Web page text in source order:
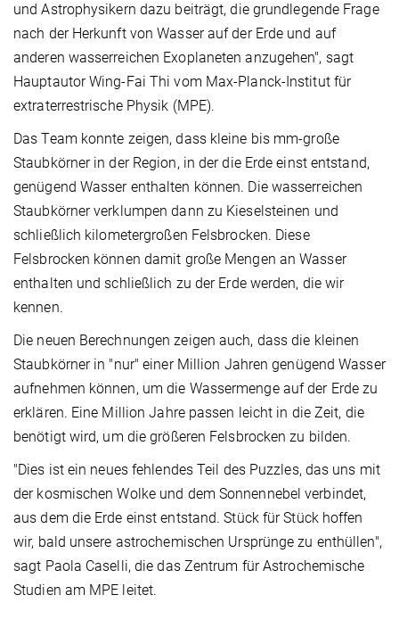
und Astrophysikern dazu beiträgt, die grundlegende Frage
nach der Herkunft von Wasser auf der Erde und auf
anderen wasserreichen Exoplaneten anzugehen", sagt
Hauptautor Wing-Fai Thi vom Max-Planck-Institut für
extraterrestrische Physik (MPE).
Das Team konnte zeigen, dass kleine bis mm-große
Staubkörner in der Region, in der die Erde einst entstand,
genügend Wasser enthalten können. Die wasserreichen
Staubkörner verklumpen dann zu Kieselsteinen und
schließlich kilometergroßen Felsbrocken. Diese
Felsbrocken können damit große Mengen an Wasser
enthalten und schließlich zu der Erde werden, die wir
kennen.
Die neuen Berechnungen zeigen auch, dass die kleinen
Staubkörner in "nur" einer Million Jahren genügend Wasser
aufnehmen können, um die Wassermenge auf der Erde zu
erklären. Eine Million Jahre passen leicht in die Zeit, die
benötigt wird, um die größeren Felsbrocken zu bilden.
"Dies ist ein neues fehlendes Teil des Puzzles, das uns mit
der kosmischen Wolke und dem Sonnennebel verbindet,
aus dem die Erde einst entstand. Stück für Stück hoffen
wir, bald unsere astrochemischen Ursprünge zu enthüllen",
sagt Paola Caselli, die das Zentrum für Astrochemische
Studien am MPE leitet.